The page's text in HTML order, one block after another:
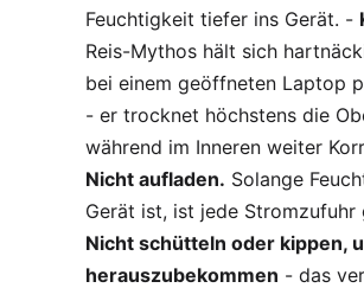
Feuchtigkeit tiefer ins Gerät. -
Reis-Mythos hält sich
bei einem geöffneten Laptop
- er trocknet höchstens die
während im Inneren weiter
Nicht aufladen. Solange
Gerät ist, ist jede Stromzufuhr
Nicht schütteln oder kippen,
herauszubekommen - das